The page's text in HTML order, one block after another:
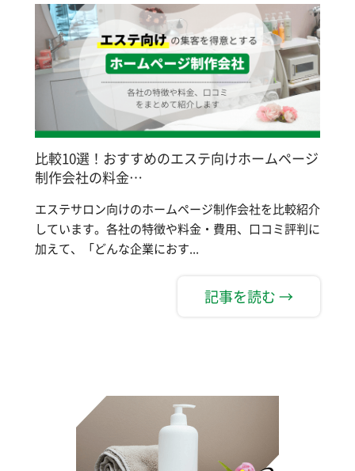
比較10選！おすすめのエステ向けホームページ
制作会社の料金…
エステサロン向けのホームページ制作会社を比較紹介
しています。各社の特徴や料金・費用、口コミ評判に
加えて、「どんな企業におす...
記事を読む →